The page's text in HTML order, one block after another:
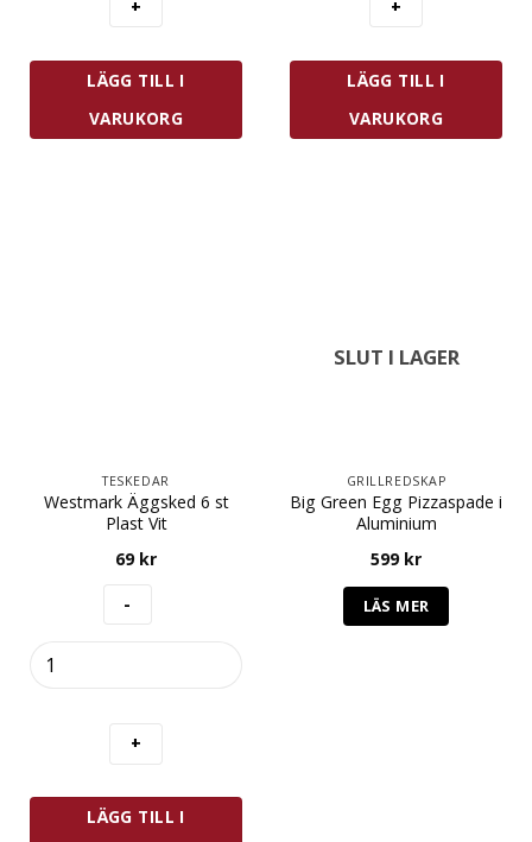
LÄGG TILL I
VARUKORG
LÄGG TILL I
VARUKORG
TESKEDAR
Westmark Äggsked 6 st
Plast Vit
69 kr
Äggsked
mängd
LÄGG TILL I
SLUT I LAGER
GRILLREDSKAP
Big Green Egg Pizzaspade i
Aluminium
599 kr
LÄS MER